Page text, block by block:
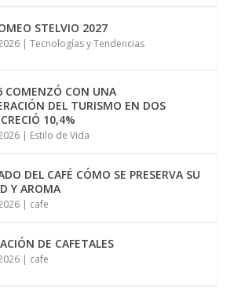
STELVIO 2027
|Tecnologías y Tendencias
COMENZÓ CON UNA
DEL TURISMO EN DOS
10,4%
| Estilo de Vida
DEL CAFÉ CÓMO SE PRESERVA SU
Y AROMA
| cafe
DE CAFETALES
| cafe